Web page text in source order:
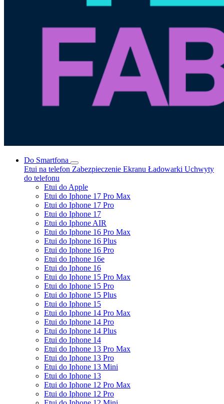
Do Smartfona
Etui na telefon Zabezpieczenie Ekranu Ładowarki Uchwyty
do telefonu
Etui do Apple
Etui do Iphone 17 Pro Max
Etui do Iphone 17 Pro
Etui do Iphone 17
Etui do Iphone AIR
Etui do Iphone 16 Pro Max
Etui do Iphone 16 Plus
Etui do Iphone 16 Pro
Etui do Iphone 16e
Etui do Iphone 16
Etui do Iphone 15 Pro Max
Etui do Iphone 15 Pro
Etui do Iphone 15 Plus
Etui do Iphone 15
Etui do Iphone 14 Pro Max
Etui do Iphone 14 Pro
Etui do Iphone 14 Plus
Etui do Iphone 14
Etui do Iphone 13 Pro Max
Etui do Iphone 13 Pro
Etui do Iphone 13 Mini
Etui do Iphone 13
Etui do Iphone 12 Pro Max
Etui do Iphone 12 Pro